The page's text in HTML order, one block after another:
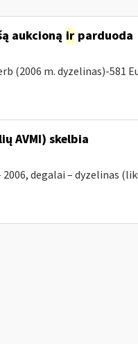
aukcioną irparduoda
(2006 m. dyzelinas)-581
AVMI) skelbia
degalai – dyzelinas